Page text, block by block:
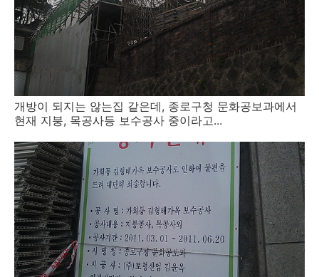
개방이 되지는 않는집 같은데, 종로구청 문화공보과에서
현재 지붕, 목공사등 보수공사 중이라고...